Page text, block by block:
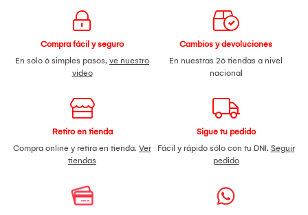
Compra fácil y seguro
En solo 6 simples pasos, ve nuestro
video
Cambios y devoluciones
En nuestras 26 tiendas a nivel
nacional
Retiro en tienda
Compra online y retira en tienda. Ver
tiendas
Sigue tu pedido
Fácil y rápido sólo con tu DNI. Seguir
pedido